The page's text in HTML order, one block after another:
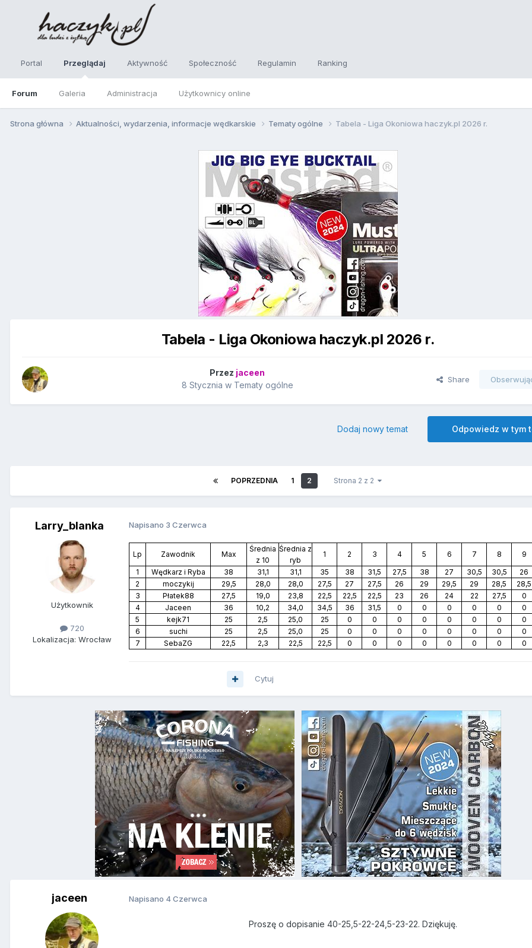
Portal Przeglądaj
Forum Galeria Administracja Użytkownicy online
Aktywność Społeczność Regulamin Ranking
Strona główna Aktualności, wydarzenia, informacje wędkarskie Tematy ogólne Tabela - Liga Okoniowa haczyk.pl 2026 r.
Tabela - Liga Okoniowa haczyk.pl 2026 r.
Przez jaceen
8 Stycznia w Tematy ogólne
Share
Odpowiedz w tym
Dodaj nowy temat
POPRZEDNIA 1 2 Strona 2 z 2
Larry_blanka
Użytkownik
720
Lokalizacja: Wrocław
Napisano 3 Czerwca
Lp Zawodnik Max
Średnia
z 10
Średnia z
ryb
1 2 3 4 5 6 7 8 9
1
Wędkarz i Ryba 38 31,1 31,1 35 38 31,5 27,5 38 27 30,5 30,5 26
2
moczykij 29,5 28,0 28,0 27,5 27 27,5 26 29 29,5 29 28,5 28,5
3
Płatek88 27,5 19,0 23,8 22,5 22,5 22,5 23 26 24 22 27,5 0
4
Jaceen 36 10,2 34,0 34,5 36 31,5 0 0 0 0 0 0
5
kejk71 25 2,5 25,0 25 0 0 0 0 0 0 0 0
6
suchi 25 2,5 25,0 25 0 0 0 0 0 0 0 0
7
SebaZG 22,5 2,3 22,5 22,5 0 0 0 0 0 0 0 0
Cytuj
jaceen Napisano 4 Czerwca
Proszę o dopisanie 40-25,5-22-24,5-23-22. Dziękuję.